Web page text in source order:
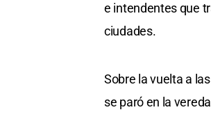
e intendentes que
ciudades.
Sobre la vuelta a
se paró en la